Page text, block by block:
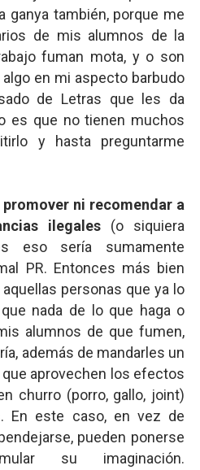
marxista?
sobre el fascismo
fascismo?
mundial: Verano de 2026
adiós a 'THE BOYS'
ganya también, porque me
de mis alumnos de la
fuman mota, y o son
en mi aspecto barbudo
de Letras que les da
es que no tienen muchos
y hasta preguntarme
promover ni recomendar a
ilegales (o siquiera
eso sería sumamente
PR. Entonces más bien
personas que ya lo
nada de lo que haga o
alumnos de que fumen,
además de mandarles un
aprovechen los efectos
churro (porro, gallo, joint)
En este caso, en vez de
pueden ponerse
su imaginación.